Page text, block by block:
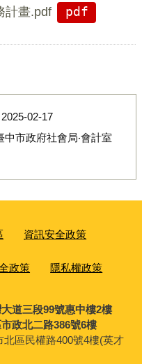
計畫.pdf
pdf
2025-02-17
中市政府社會局‧會計室
資訊安全政策
政策 隱私權政策
道三段99號惠中樓2樓
政北二路386號6樓
北區民權路400號4樓(英才